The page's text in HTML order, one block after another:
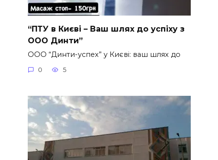
“ПТУ в Києві – Ваш шлях до успіху з
ООО Динти”
ООО “Динти-успех” у Києві: ваш шлях до
0 5